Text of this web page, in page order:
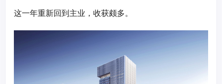
这一年重新回到主业，收获颇多。